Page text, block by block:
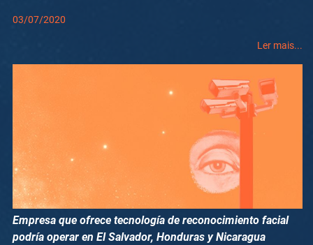
03/07/2020
Ler mais...
Empresa que ofrece tecnología de reconocimiento facial
podría operar en El Salvador, Honduras y Nicaragua